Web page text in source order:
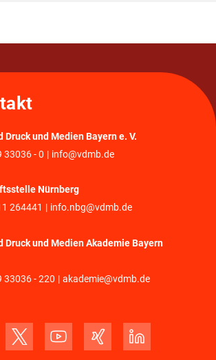
Druck und Medien Bayern e. V.
33036 - 0 | info@vdmb.de
Nürnberg
264441 | info.nbg@vdmb.de
Druck und Medien Akademie Bayern
33036 - 220 | akademie@vdmb.de